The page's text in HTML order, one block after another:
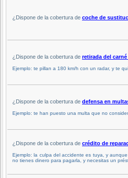
¿Dispone de la cobertura de coche de
¿Dispone de la cobertura de retirada del
Ejemplo: te pillan a 180 km/h con un radar, y te
¿Dispone de la cobertura de defensa en
Ejemplo: te han puesto una multa que no
¿Dispone de la cobertura de crédito de
Ejemplo: la culpa del accidente es tuya, y
no tienes dinero para pagarla, y necesitas un